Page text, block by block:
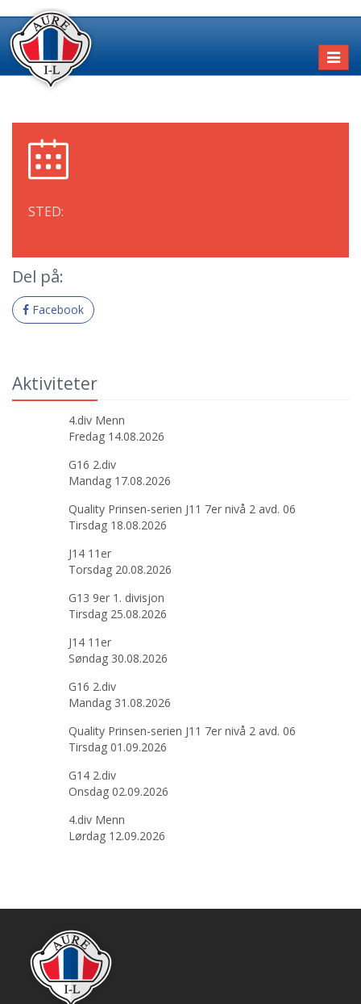
STED:
Del på:
Facebook
Aktiviteter
4.div Menn
Fredag 14.08.2026
G16 2.div
Mandag 17.08.2026
Quality Prinsen-serien J11 7er nivå 2 avd. 06
Tirsdag 18.08.2026
J14 11er
Torsdag 20.08.2026
G13 9er 1. divisjon
Tirsdag 25.08.2026
J14 11er
Søndag 30.08.2026
G16 2.div
Mandag 31.08.2026
Quality Prinsen-serien J11 7er nivå 2 avd. 06
Tirsdag 01.09.2026
G14 2.div
Onsdag 02.09.2026
4.div Menn
Lørdag 12.09.2026